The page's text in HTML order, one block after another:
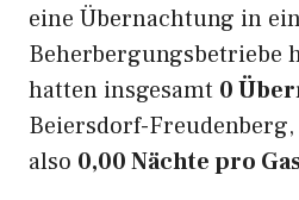
eine Übernachtung in
Beherbergungsbetriebe
hatten insgesamt 0
Beiersdorf-
also 0,00 Nächte pro